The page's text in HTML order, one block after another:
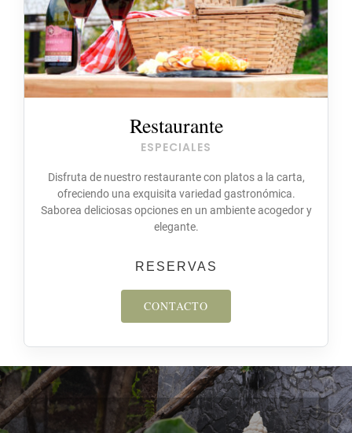
Restaurante
ESPECIALES
Disfruta de nuestro restaurante con platos a la carta,
ofreciendo una exquisita variedad gastronómica.
Saborea deliciosas opciones en un ambiente acogedor y
elegante.
RESERVAS
CONTACTO